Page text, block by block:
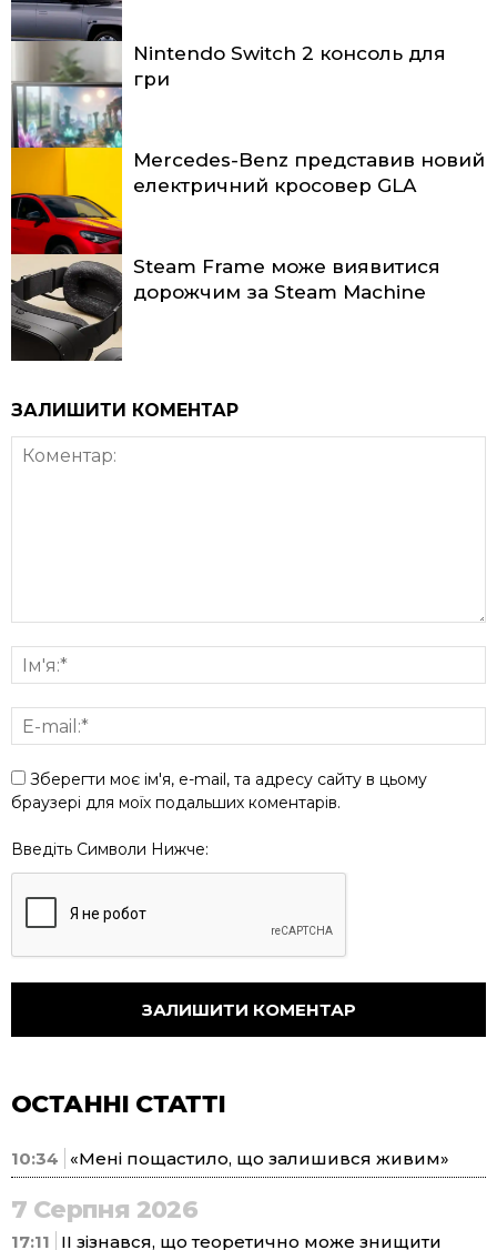
Nintendo Switch 2 консоль для
гри
Mercedes-Benz представив новий
електричний кросовер GLA
Steam Frame може виявитися
дорожчим за Steam Machine
ЗАЛИШИТИ КОМЕНТАР
Зберегти моє ім'я, e-mail, та адресу сайту в цьому
браузері для моїх подальших коментарів.
Введіть Символи Нижче:
ОСТАННІ СТАТТІ
10:34 «Мені пощастило, що залишився живим»
7 Серпня 2026
17:11
ІІ зізнався, що теоретично може знищити